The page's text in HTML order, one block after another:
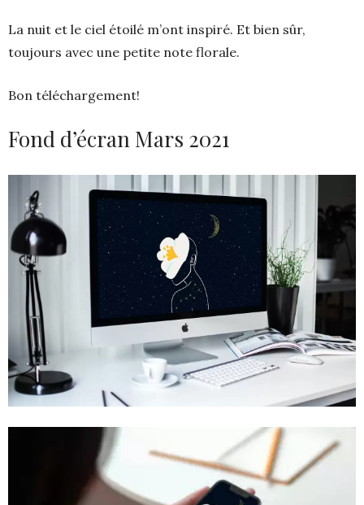
La nuit et le ciel étoilé m’ont inspiré. Et bien sûr,
toujours avec une petite note florale.
Bon téléchargement!
Fond d’écran Mars 2021